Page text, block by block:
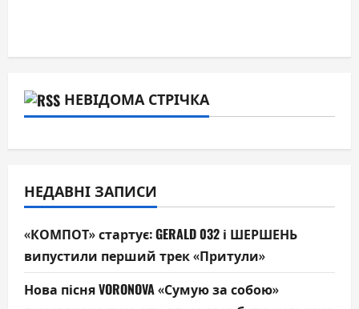
НЕВІДОМА СТРІЧКА
НЕДАВНІ ЗАПИСИ
«КОМПОТ» стартує: GERALD 032 і ШЕРШЕНЬ
випустили перший трек «Притули»
Нова пісня VORONOVA «Сумую за собою»